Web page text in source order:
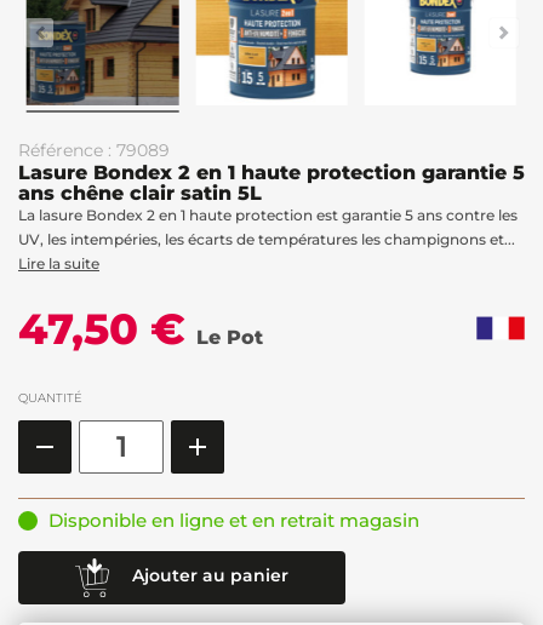
Référence : 79089
Lasure Bondex 2 en 1 haute protection garantie 5
ans chêne clair satin 5L
La lasure Bondex 2 en 1 haute protection est garantie 5 ans contre les
UV, les intempéries, les écarts de températures les champignons et...
Lire la suite
47,50 € Le Pot
QUANTITÉ
Disponible en ligne et en retrait magasin
Ajouter au panier